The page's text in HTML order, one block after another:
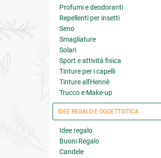
Profumi e deodoranti
Repellenti per insetti
Seno
Smagliature
Solari
Sport e attività fisica
Tinture per i capelli
Tinture all'Hennè
Trucco e Make-up
IDEE REGALO E OGGETTISTICA
Idee regalo
Buoni Regalo
Candele